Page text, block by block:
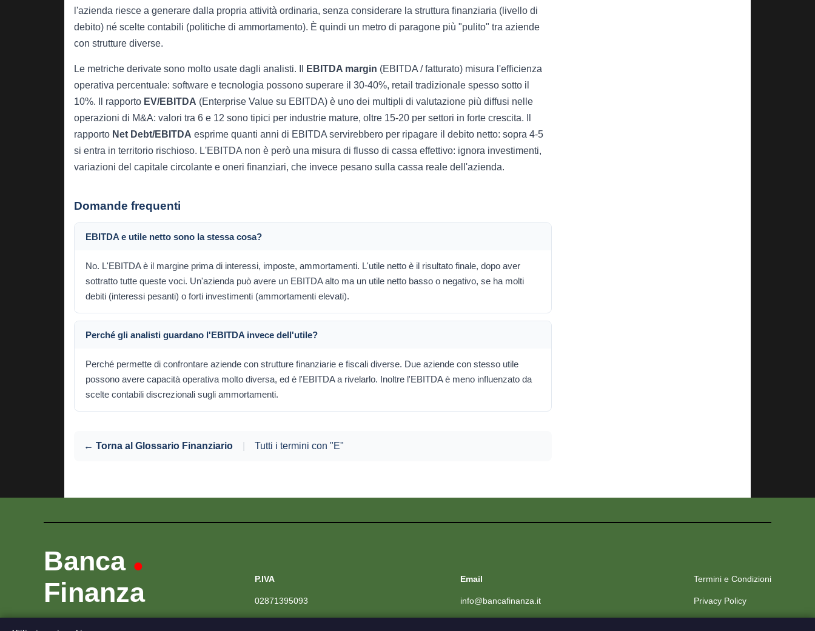
l'azienda riesce a generare dalla propria attività ordinaria, senza considerare la struttura finanziaria (livello di
debito) né scelte contabili (politiche di ammortamento). È quindi un metro di paragone più "pulito" tra aziende
con strutture diverse.
Le metriche derivate sono molto usate dagli analisti. Il EBITDA margin (EBITDA / fatturato) misura l'efficienza
operativa percentuale: software e tecnologia possono superare il 30-40%, retail tradizionale spesso sotto il
10%. Il rapporto EV/EBITDA (Enterprise Value su EBITDA) è uno dei multipli di valutazione più diffusi nelle
operazioni di M&A: valori tra 6 e 12 sono tipici per industrie mature, oltre 15-20 per settori in forte crescita. Il
rapporto Net Debt/EBITDA esprime quanti anni di EBITDA servirebbero per ripagare il debito netto: sopra 4-5
si entra in territorio rischioso. L'EBITDA non è però una misura di flusso di cassa effettivo: ignora investimenti,
variazioni del capitale circolante e oneri finanziari, che invece pesano sulla cassa reale dell'azienda.
Domande frequenti
EBITDA e utile netto sono la stessa cosa?
No. L'EBITDA è il margine prima di interessi, imposte, ammortamenti. L'utile netto è il risultato finale, dopo aver
sottratto tutte queste voci. Un'azienda può avere un EBITDA alto ma un utile netto basso o negativo, se ha molti
debiti (interessi pesanti) o forti investimenti (ammortamenti elevati).
Perché gli analisti guardano l'EBITDA invece dell'utile?
Perché permette di confrontare aziende con strutture finanziarie e fiscali diverse. Due aziende con stesso utile
possono avere capacità operativa molto diversa, ed è l'EBITDA a rivelarlo. Inoltre l'EBITDA è meno influenzato da
scelte contabili discrezionali sugli ammortamenti.
← Torna al Glossario Finanziario Tutti i termini con "E"
Banca •
Finanza
P.IVA
02871395093
Email
info@bancafinanza.it
Termini e Condizioni
Privacy Policy